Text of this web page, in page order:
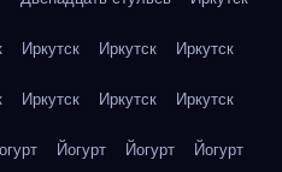
Иркутск Иркутск Иркутск
Иркутск Иркутск Иркутск
Йогурт Йогурт Йогурт